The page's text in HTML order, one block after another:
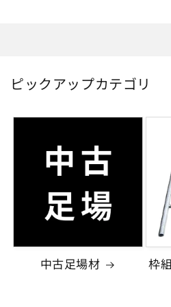
中…
ピックアップカテゴリ
中古足場材 枠